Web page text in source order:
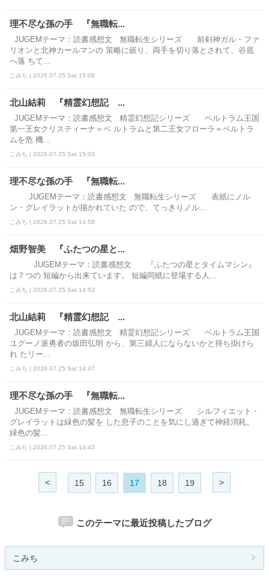
理不尽な孫の手 『無職転...
JUGEMテーマ：読書感想文 無職転生シリーズ 前剣神ガル・ファ
リオンと北神カールマンの 策略に嵌り、両手を切り落とされて、谷底
へ落 ちて...
こみち | 2026.07.25 Sat 15:08
北山結莉 『精霊幻想記 ...
JUGEMテーマ：読書感想文 精霊幻想記シリーズ ベルトラム王国
第一王女クリスティーナ＝ベ ルトラムと第二王女フローラ＝ベルトラ
ムを危 機...
こみち | 2026.07.25 Sat 15:03
理不尽な孫の手 『無職転...
JUGEMテーマ：読書感想文 無職転生シリーズ 表紙にノル
ン・グレイラットが描かれていた ので、てっきりノル...
こみち | 2026.07.25 Sat 14:58
畑野智美 『ふたつの星と...
JUGEMテーマ：読書感想文 『ふたつの星とタイムマシン』
は７つの 短編から出来ています。 短編同紙に登場する人...
こみち | 2026.07.25 Sat 14:53
北山結莉 『精霊幻想記 ...
JUGEMテーマ：読書感想文 精霊幻想記シリーズ ベルトラム王国
ユグーノ派勇者の坂田弘明 から、第三婦人にならないかと持ち掛けら
れ たリー...
こみち | 2026.07.25 Sat 14:47
理不尽な孫の手 『無職転...
JUGEMテーマ：読書感想文 無職転生シリーズ シルフィエット・
グレイラットは緑色の髪を した息子のことを気にし過ぎて神経消耗。
緑色の髪...
こみち | 2026.07.25 Sat 14:43
< 15 16 17 18 19 >
このテーマに最近投稿したブログ
こみち